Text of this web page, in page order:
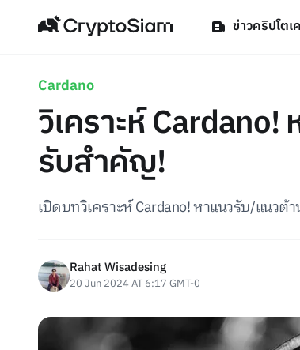
ข่าวคริปโตเ
Cardano
วิเคราะห์
รับสำคัญ!
เปิดบทวิเคราะห์ Cardano! หาแนวรับ/แน
Rahat Wisadesing
20 Jun 2024 AT 6:17 GMT-0